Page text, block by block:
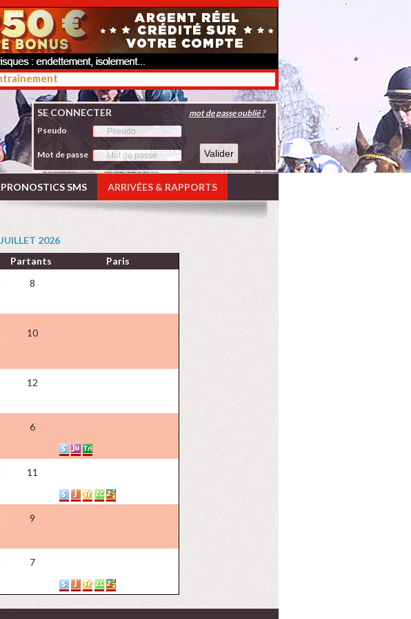
SE CONNECTER
Pseudo
Mot de passe
mot de passe oublié ?
PRONOSTICS SMS ARRIVÉES & RAPPORTS
2026
Partants
Paris
8
10
12
6
11
9
7